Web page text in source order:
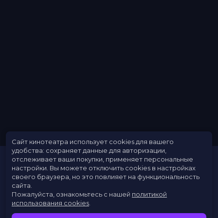
Расписание
Сайт кинотеатра использует cookies для вашего
удобства: сохраняет данные для авторизации,
отслеживает ваши покупки, применяет персональные
настройки. Вы можете отключить cookies в настройках
своего браузера, но это повлияет на функциональность
сайта.
Пожалуйста, ознакомьтесь с нашей политикой
использования cookies